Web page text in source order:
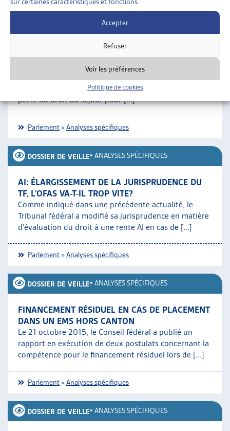
Accepter
Refuser
Voir les préférences
Politique de cookies
Parlement»Analyses spécifiques
AIDE SOCIALE ET FIN DU DROIT AU SÉJOUR
panorama des règles juridiques qui s’appliquent à la
perte du droit au séjour pour [...]
Parlement »Analyses spécifiques
DOSSIER DE VEILLE• ANALYSES SPÉCIFIQUES
AI: ÉLARGISSEMENT DE LA JURISPRUDENCE DU
TF, L’OFAS VA-T-IL TROP VITE?
Comme indiqué dans une précédente actualité, le
Tribunal fédéral a modifié sa jurisprudence en matière
d’évaluation du droit à une rente AI en cas de [...]
Parlement »Analyses spécifiques
DOSSIER DE VEILLE• ANALYSES SPÉCIFIQUES
FINANCEMENT RÉSIDUEL EN CAS DE PLACEMENT
DANS UN EMS HORS CANTON
Le 21 octobre 2015, le Conseil fédéral a publié un
rapport en exécution de deux postulats concernant la
compétence pour le financement résiduel lors de [...]
Parlement »Analyses spécifiques
DOSSIER DE VEILLE• ANALYSES SPÉCIFIQUES